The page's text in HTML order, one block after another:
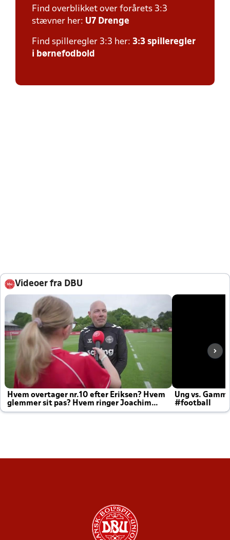
Find overblikket over forårets 3:3
stævner her: U7 Drenge
Find spilleregler 3:3 her: 3:3 spilleregler
i børnefodbold
Videoer fra DBU
Hvem overtager nr.10 efter Eriksen? Hvem
glemmer sit pas? Hvem ringer Joachim
altid til efter kampe?
Ung vs.
#football